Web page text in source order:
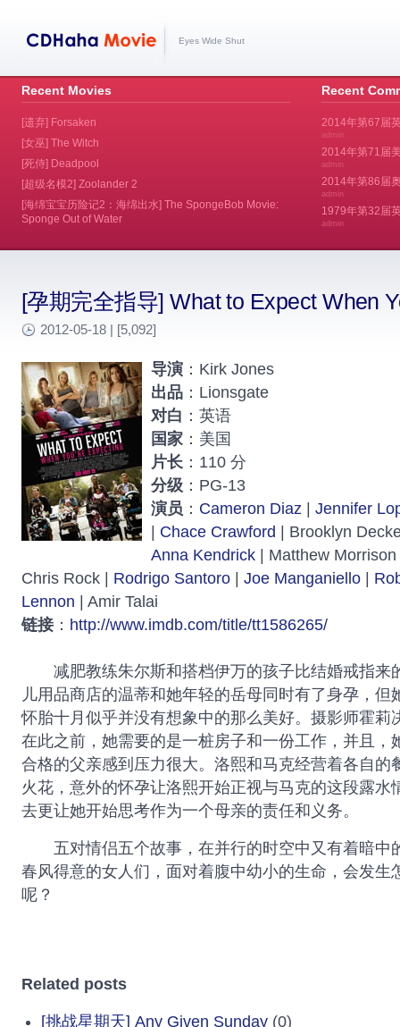
Eyes Wide Shut
Recent
2014年第67届
admin
2014年第71届
admin
2014年第86届
admin
1979年第32届
admin
[孕期完全指导] What to Expect When
2012-05-18 | [5,092]
导演 ：Kirk Jones
出品 ：Lionsgate
对白 ：英语
国家 ：美国
片长 ：110 分
分级 ：PG-13
演员 ： Cameron Diaz
Jennifer
Chace Crawford | Brooklyn
Anna Kendrick | Matthew
Chris Rock | Rodrigo Santoro Joe Manganiello
Lennon | Amir Talai
链接 ： http://www.imdb.com/title/tt1586265/
减肥教练朱尔斯和搭档伊万的孩子比结婚戒指来
儿用品商店的温蒂和她年轻的岳母同时有了身孕，但
怀胎十月似乎并没有想象中的那么美好。摄影师霍莉
在此之前，她需要的是一桩房子和一份工作，并且，
合格的父亲感到压力很大。洛熙和马克经营着各自的
火花，意外的怀孕让洛熙开始正视与马克的这段露水
去更让她开始思考作为一个母亲的责任和义务。
五对情侣五个故事，在并行的时空中又有着暗中
春风得意的女人们，面对着腹中幼小的生命，会发生
呢？
Related posts
[挑战星期天] Any Given Sunday (0)
Recent Movies
[遗弃] Forsaken
[女巫] The Witch
[死侍] Deadpool
[超级名模2] Zoolander 2
[海绵宝宝历险记2：海绵出水] The SpongeBob Movie:
Sponge Out of Water